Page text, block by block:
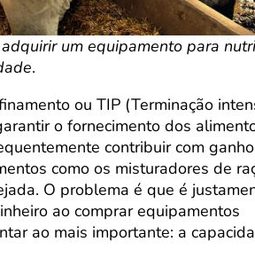
um equipamento para
.
ou TIP (Terminação
o fornecimento dos
contribuir com
como os misturadores de
O problema é que é
ao comprar equipamentos
ao mais importante: a